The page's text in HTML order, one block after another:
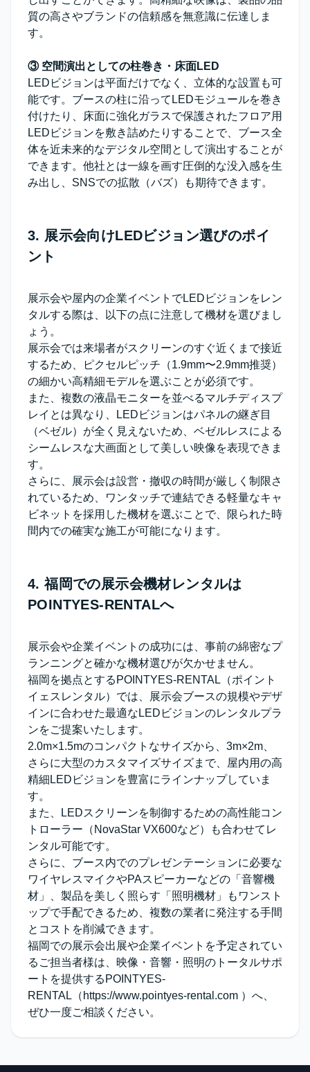
質の高さやブランドの信頼感を無意識に伝達しま
す。
③ 空間演出としての柱巻き・床面LED
LEDビジョンは平面だけでなく、立体的な設置も可
能です。ブースの柱に沿ってLEDモジュールを巻き
付けたり、床面に強化ガラスで保護されたフロア用
LEDビジョンを敷き詰めたりすることで、ブース全
体を近未来的なデジタル空間として演出することが
できます。他社とは一線を画す圧倒的な没入感を生
み出し、SNSでの拡散（バズ）も期待できます。
3. 展示会向けLEDビジョン選びのポイ
ント
展示会や屋内の企業イベントでLEDビジョンをレン
タルする際は、以下の点に注意して機材を選びまし
ょう。
展示会では来場者がスクリーンのすぐ近くまで接近
するため、
ピクセルピッチ（1.9mm〜2.9mm推奨）
の細かい高精細モデルを選ぶことが必須です。
また、複数の液晶モニターを並べるマルチディスプ
レイとは異なり、LEDビジョンはパネルの継ぎ目
（ベゼル）が全く見えないため、 ベゼルレスによる
シームレスな大画面として美しい映像を表現できま
す。
さらに、展示会は設営・撤収の時間が厳しく制限さ
れているため、ワンタッチで連結できる軽量なキャ
ビネットを採用した機材を選ぶことで、限られた時
間内での確実な施工が可能になります。
4. 福岡での展示会機材レンタルは
POINTYES-RENTALへ
展示会や企業イベントの成功には、事前の綿密なプ
ランニングと確かな機材選びが欠かせません。
福岡を拠点とする POINTYES-RENTAL（ポイント
イェスレンタル） では、展示会ブースの規模やデザ
インに合わせた最適なLEDビジョンのレンタルプラ
ンをご提案いたします。
2.0m×1.5mのコンパクトなサイズから、3m×2m、
さらに大型のカスタマイズサイズまで、屋内用の高
精細LEDビジョンを豊富にラインナップしていま
す。
また、LEDスクリーンを制御するための高性能コン
トローラー（NovaStar VX600など）も合わせてレ
ンタル可能です。
さらに、ブース内でのプレゼンテーションに必要な
ワイヤレスマイクやPAスピーカーなどの「音響機
材」、製品を美しく照らす「照明機材」もワンスト
ップで手配できるため、複数の業者に発注する手間
とコストを削減できます。
福岡での展示会出展や企業イベントを予定されてい
るご担当者様は、映像・音響・照明のトータルサポ
ートを提供するPOINTYES-
RENTAL（ https://www.pointyes-rental.com ）へ、
ぜひ一度ご相談ください。